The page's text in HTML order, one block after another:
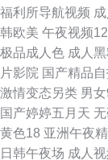
福利所导航视频
韩欧美 午夜视频
极品成人色 成人
片影院 国产精品
激情变态另类 男
国产婷婷五月天
黄色18 亚洲午夜
日韩午夜场 成人